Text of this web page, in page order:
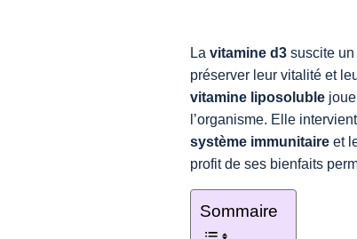
Lavitamine d3 suscite
préserver leur vitalité et
vitamine liposoluble
l’organisme. Elle
système immunitaire et
profit de ses bienfaits
Sommaire